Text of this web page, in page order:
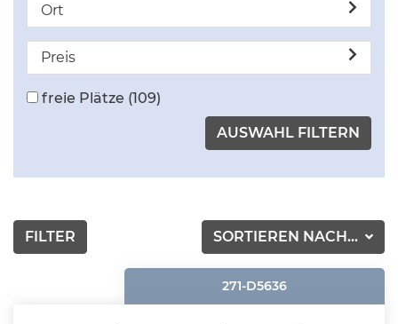
Ort
Preis
freie Plätze (109)
SORTIEREN NACH...
FILTER
271-D5636